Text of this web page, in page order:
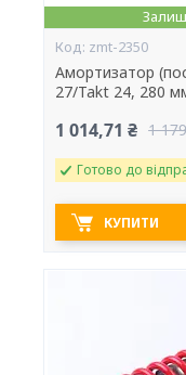
zmt-2350
Амортизатор
27/Takt 24, 280
1 014,71 ₴ 1
Готово до
КУПИТИ